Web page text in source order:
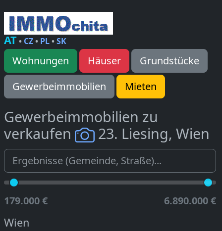
AT• CZ• PL•SK
Wohnungen Häuser
Grundstücke
Gewerbeimmobilien
Mieten
Gewerbeimmobilien zu
verkaufen
23. Liesing, Wien
179.000 € 6.890.000 €
Wien